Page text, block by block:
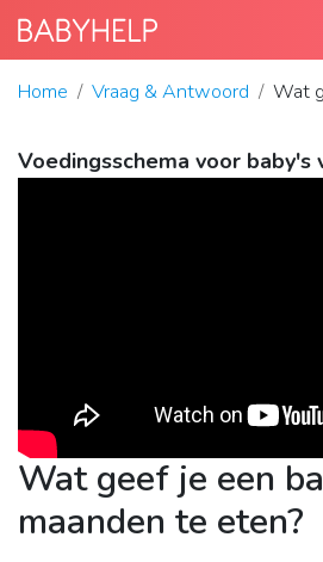
Home Vraag & Antwoord Wat
Voedingsschema voor baby's
Wat geef je een
maanden te eten?